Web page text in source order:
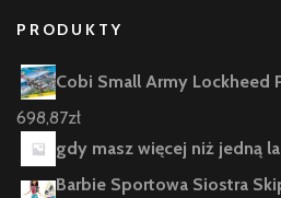
PRODUKTY
Cobi Small Army Lockheed
698,87zł
gdy masz więcej niż jedną
Barbie Sportowa Siostra